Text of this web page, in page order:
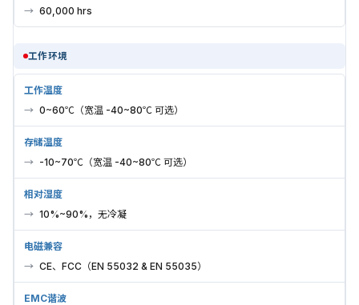
60,000 hrs
工作环境
工作温度
0~60℃（宽温 -40~80℃ 可选）
存储温度
-10~70℃（宽温 -40~80℃ 可选）
相对湿度
10%~90%，无冷凝
电磁兼容
CE、FCC（EN 55032 & EN 55035）
EMC谐波